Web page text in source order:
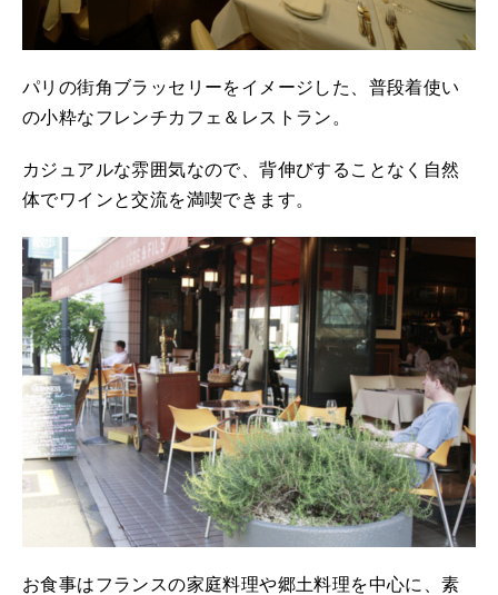
パリの街角ブラッセリーをイメージした、普段着使い
の小粋なフレンチカフェ＆レストラン。
カジュアルな雰囲気なので、背伸びすることなく自然
体でワインと交流を満喫できます。
お食事はフランスの家庭料理や郷土料理を中心に、素